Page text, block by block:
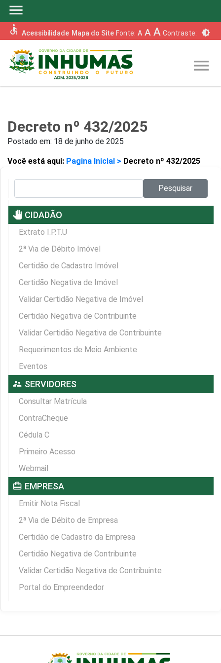
menu
accessible Acessibilidade Mapa do Site Fonte: A A A Contraste: brightness_6
menu
Decreto nº 432/2025
Postado em: 18 de junho de 2025
Você está aqui: Pagina Inicial > Decreto nº 432/2025
Pesquisar
pan_tool CIDADÃO
Extrato I.P.T.U
2ª Via de Débito Imóvel
Certidão de Cadastro Imóvel
Certidão Negativa de Imóvel
Validar Certidão Negativa de Imóvel
Certidão Negativa de Contribuinte
Validar Certidão Negativa de Contribuinte
Requerimentos de Meio Ambiente
Eventos
supervisor_account SERVIDORES
Consultar Matrícula
ContraCheque
Cédula C
Primeiro Acesso
Webmail
card_travel EMPRESA
Emitir Nota Fiscal
2ª Via de Débito de Empresa
Certidão de Cadastro da Empresa
Certidão Negativa de Contribuinte
Validar Certidão Negativa de Contribuinte
Portal do Empreendedor